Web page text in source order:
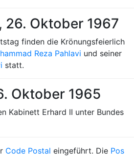
26. Oktober 1967
finden die Krönungsfeierlich
Reza Pahlavi und seiner
statt.
Oktober 1965
Kabinett Erhard II unter Bundes
Code Postal eingeführt. Die Pos